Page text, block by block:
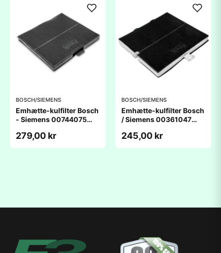
BOSCH/SIEMENS
Emhætte-kulfilter Bosch
- Siemens 00744075
kompatibelt
279,00 kr
BOSCH/SIEMENS
Emhætte-kulfilter Bosch
/ Siemens 00361047
kompatibelt
245,00 kr